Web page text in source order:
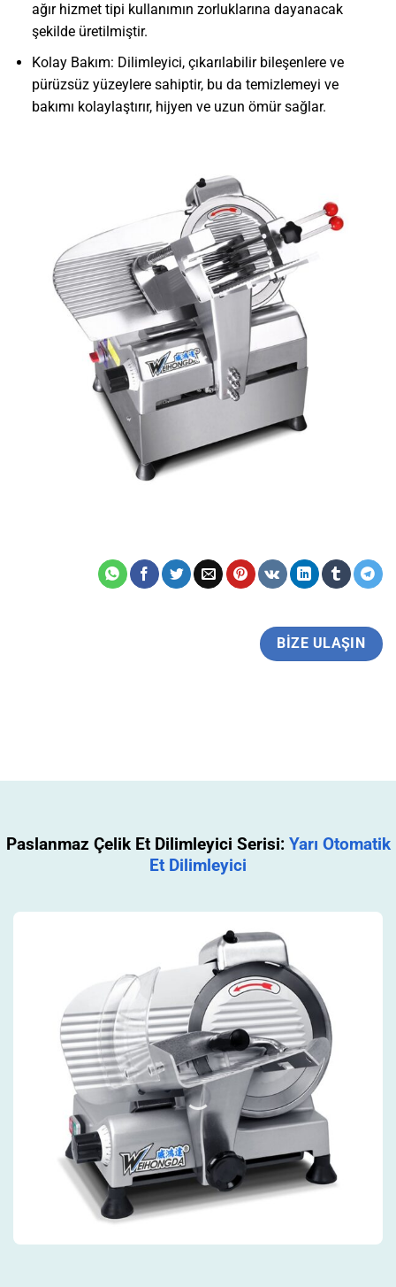
ağır hizmet tipi kullanımın zorluklarına dayanacak
şekilde üretilmiştir.
Kolay Bakım: Dilimleyici, çıkarılabilir bileşenlere ve
pürüzsüz yüzeylere sahiptir, bu da temizlemeyi ve
bakımı kolaylaştırır, hijyen ve uzun ömür sağlar.
BIZE ULAŞIN
Paslanmaz Çelik Et Dilimleyici Serisi: Yarı Otomatik
Et Dilimleyici